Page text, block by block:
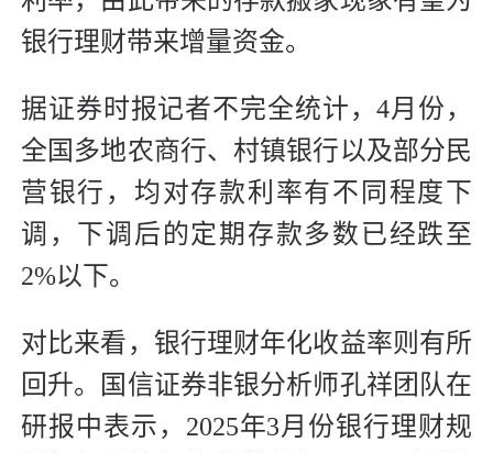
银行理财带来增量资金。
据证券时报记者不完全统计，4月份，
全国多地农商行、村镇银行以及部分民
营银行，均对存款利率有不同程度下
调，下调后的定期存款多数已经跌至
2%以下。
对比来看，银行理财年化收益率则有所
回升。国信证券非银分析师孔祥团队在
研报中表示，2025年3月份银行理财规